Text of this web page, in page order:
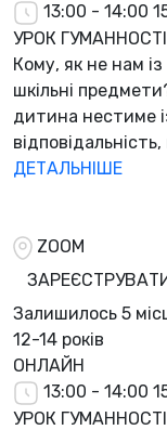
13:00 - 14:00
УРОК
Кому, як не нам
шкільні
дитина нестиме
відповідальність,
ДЕТАЛЬНІШЕ
ZOOM
Залишилось 5
12-14 років
ОНЛАЙН
13:00 - 14:00
УРОК